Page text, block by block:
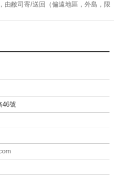
由敝司寄/送回（偏遠地區，外島，限
46號